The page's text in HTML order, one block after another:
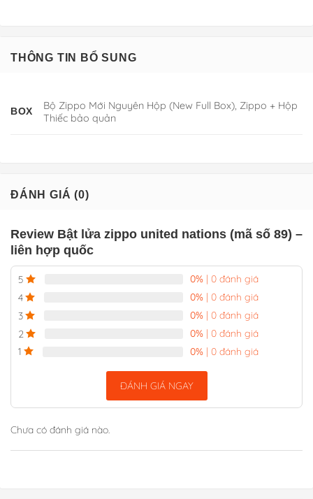
THÔNG TIN BỔ SUNG
BOX
Bộ Zippo Mới Nguyên Hộp (New Full Box), Zippo + Hộp
Thiếc bảo quản
ĐÁNH GIÁ (0)
Review Bật lửa zippo united nations (mã số 89) –
liên hợp quốc
5 0% | 0 đánh giá
4
0% | 0 đánh giá
3
0% | 0 đánh giá
2
0% | 0 đánh giá
1
0% | 0 đánh giá
ĐÁNH GIÁ NGAY
Chưa có đánh giá nào.